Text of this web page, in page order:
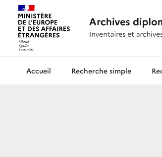
Archives diplomatiquesRecherche simple